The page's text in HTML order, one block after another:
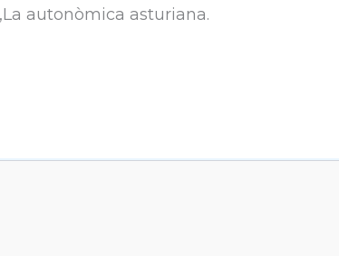
autonòmica asturiana.